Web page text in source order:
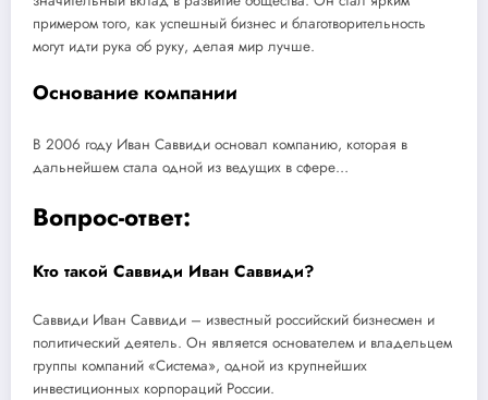
примером того, как успешный бизнес и благотворительность
могут идти рука об руку, делая мир лучше.
Основание компании
В 2006 году Иван Саввиди основал компанию, которая в
дальнейшем стала одной из ведущих в сфере…
Вопрос-ответ:
Кто такой Саввиди Иван Саввиди?
Саввиди Иван Саввиди – известный российский бизнесмен и
политический деятель. Он является основателем и владельцем
группы компаний «Система», одной из крупнейших
инвестиционных корпораций России.